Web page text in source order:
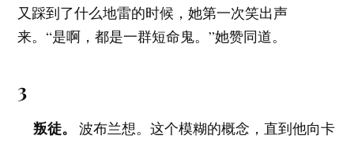
又踩到了什么地雷的时候，她第一次笑出声
来。“是啊，都是一群短命鬼。”她赞同道。
3
叛徒。
波布兰想。这个模糊的概念，直到他向卡